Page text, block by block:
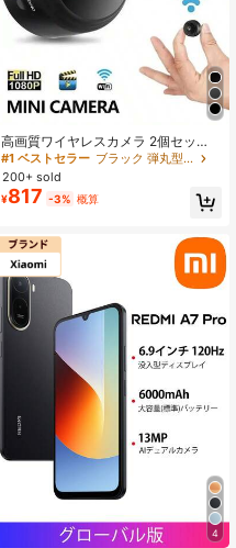
高画質ワイヤレスカメラ 2個セッ
ト、ブラケット付き、WiFi接続対
応、モバイルアプリで操作・監視可
能、リビング、オフィス、車外での
使用に適しています。
#1 ベストセラー
ブラック 弾丸型監視カメラ
200+ sold
¥817 -3% 概算
4